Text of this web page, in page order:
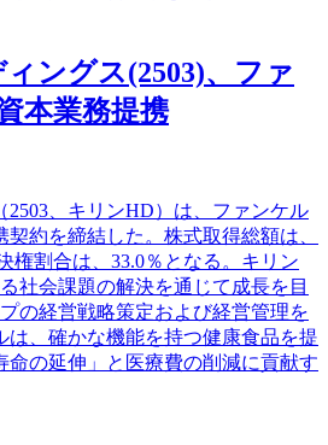
ングス(2503)、ファ
本業務提携
2503、キリンHD）は、ファンケル
契約を締結した。株式取得総額は、
権割合は、33.0％となる。キリン
社会課題の解決を通じて成長を目
の経営戦略策定および経営管理を
は、確かな機能を持つ健康食品を提
命の延伸」と医療費の削減に貢献す